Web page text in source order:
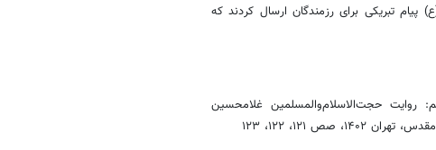
تبریکی برای رزمندگان ارسال کردند که
حجت‌الاسلام‌والمسلمین غلامحسین
۱۲۱، ۱۲۲، ۱۲۳